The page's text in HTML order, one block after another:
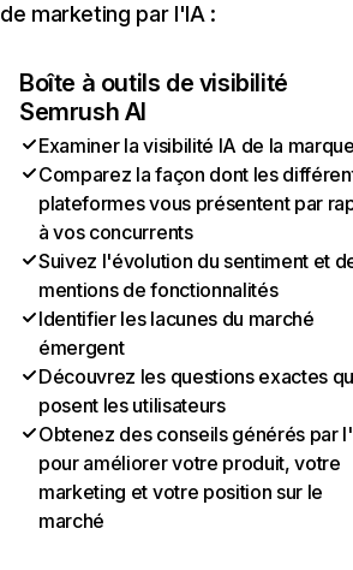
de marketing par l'IA :
Boîte à outils de visibilité
Semrush AI
Examiner la visibilité IA de la
Comparez la façon dont les
plateformes vous présentent par
à vos concurrents
Suivez l'évolution du sentiment et
mentions de fonctionnalités
Identifier les lacunes du marché
émergent
Découvrez les questions exactes
posent les utilisateurs
Obtenez des conseils générés par
pour améliorer votre produit, votre
marketing et votre position sur le
marché